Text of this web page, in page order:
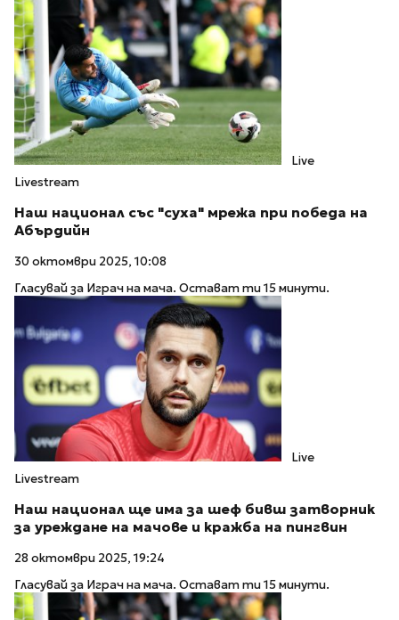
Live
Livestream
Наш национал със "суха" мрежа при победа на
Абърдийн
30 октомври 2025, 10:08
Гласувай за Играч на мача. Остават ти 15 минути.
Live
Livestream
Наш национал ще има за шеф бивш затворник
за уреждане на мачове и кражба на пингвин
28 октомври 2025, 19:24
Гласувай за Играч на мача. Остават ти 15 минути.